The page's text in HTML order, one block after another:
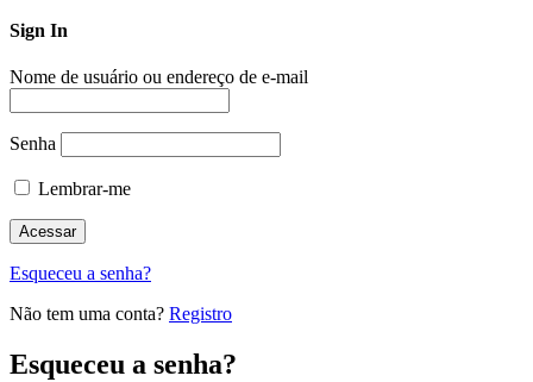
Sign In
Nome de usuário ou endereço de e-mail
Senha
Lembrar-me
Esqueceu a senha?
Não tem uma conta? Registro
Esqueceu a senha?